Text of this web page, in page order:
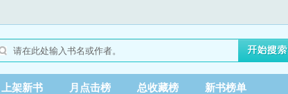
上架新书 月点击榜 总收藏榜 新书榜单